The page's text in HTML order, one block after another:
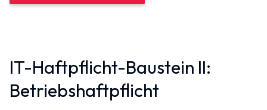
IT-Haftpflicht-Baustein II:
Betriebshaftpflicht